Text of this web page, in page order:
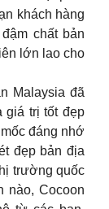
khách hàng
chất bản
lớn lao cho
Malaysia đã
giá trị tốt đẹp
đáng nhớ
đẹp bản địa
trường quốc
nào, Cocoon